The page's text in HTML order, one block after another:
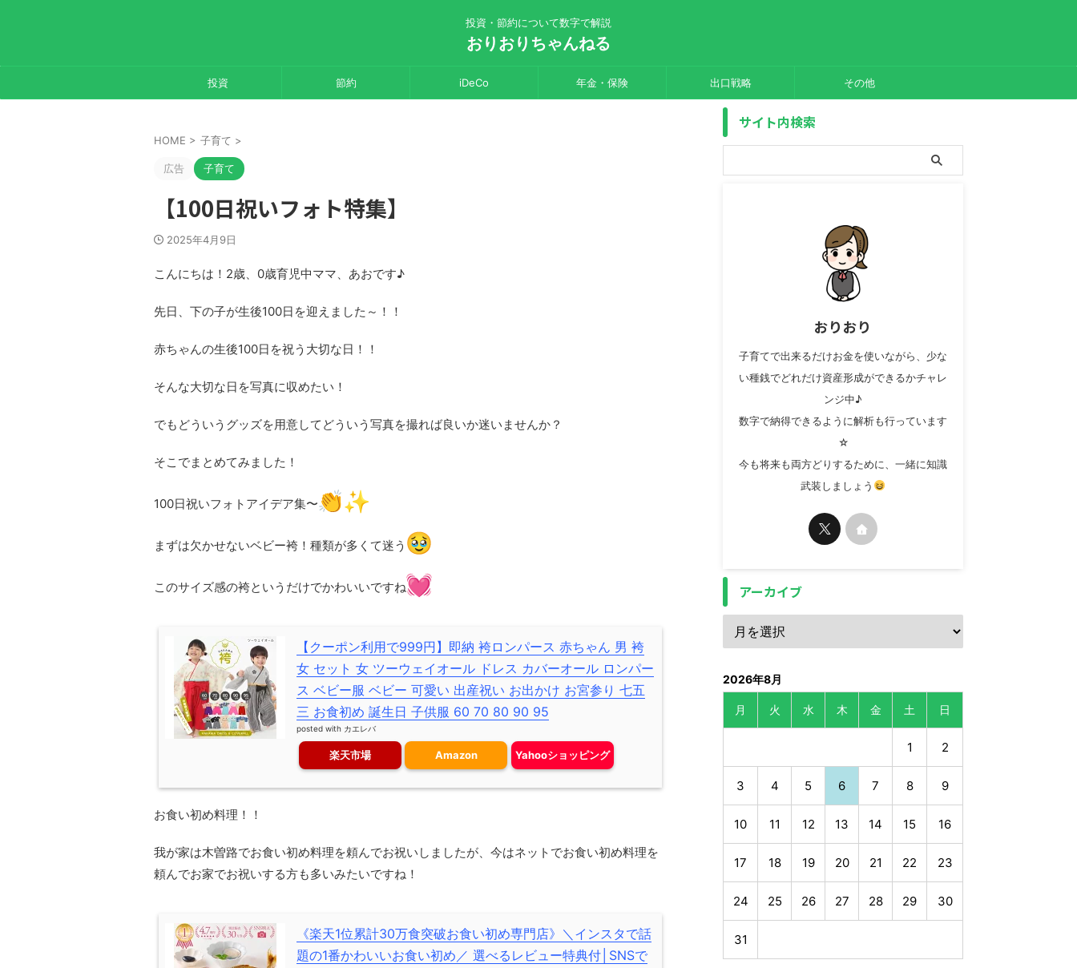
投資・節約について数字で解説
おりおりちゃんねる
投資 節約 iDeCo 年金・保険 出口戦略 その他
HOME > 子育て >
広告 子育て
【100日祝いフォト特集】
2025年4月9日
こんにちは！2歳、0歳育児中ママ、あおです♪
先日、下の子が生後100日を迎えました～！！
赤ちゃんの生後100日を祝う大切な日！！
そんな大切な日を写真に収めたい！
でもどういうグッズを用意してどういう写真を撮れば良いか迷いませんか？
そこでまとめてみました！
100日祝いフォトアイデア集〜
まずは欠かせないベビー袴！種類が多くて迷う
このサイズ感の袴というだけでかわいいですね
【クーポン利用で999円】即納 袴ロンパース 赤ちゃん 男 袴
女 セット 女 ツーウェイオール ドレス カバーオール ロンパー
ス ベビー服 ベビー 可愛い 出産祝い お出かけ お宮参り 七五
三 お食初め 誕生日 子供服 60 70 80 90 95
posted with カエレバ
楽天市場 Amazon Yahooショッピング
お食い初め料理！！
我が家は木曽路でお食い初め料理を頼んでお祝いしましたが、今はネットでお食い初め料理を
頼んでお家でお祝いする方も多いみたいですね！
《楽天1位累計30万食突破お食い初め専門店》＼インスタで話
題の1番かわいいお食い初め／ 選べるレビュー特典付│SNSで
サイト内検索
おりおり
子育てで出来るだけお金を使いながら、少な
い種銭でどれだけ資産形成ができるかチャレ
ンジ中♪
数字で納得できるように解析も行っています
☆
今も将来も両方どりするために、一緒に知識
武装しましょう
アーカイブ
2026年8月
月 火 水 木 金 土 日
1 2
3 4 5 6 7 8 9
10 11 12 13 14 15 16
17 18 19 20 21 22 23
24 25 26 27 28 29 30
31